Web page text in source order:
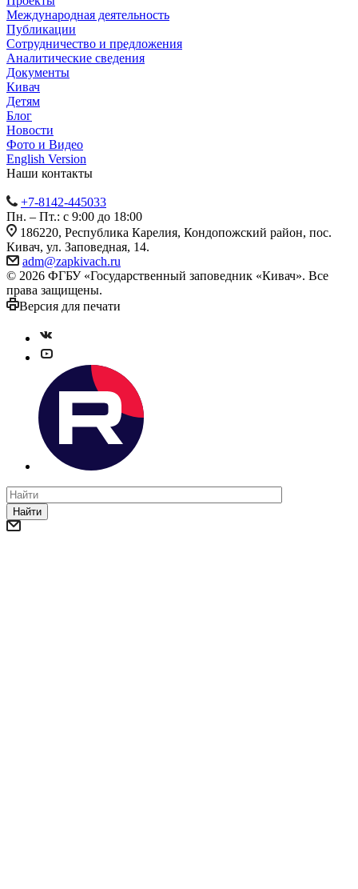
Международная деятельность
Публикации
Сотрудничество и предложения
Аналитические сведения
Документы
Кивач
Детям
Блог
Новости
Фото и Видео
English Version
Наши контакты
+7-8142-445033
Пн. – Пт.: с 9:00 до 18:00
186220, Республика Карелия, Кондопожский район, пос.
Кивач, ул. Заповедная, 14.
adm@zapkivach.ru
© 2026 ФГБУ «Государственный заповедник «Кивач». Все
права защищены.
Версия для печати
Найти